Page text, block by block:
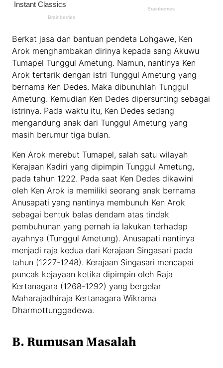
Berkat jasa dan bantuan pendeta Lohgawe, Ken
Arok menghambakan dirinya kepada sang Akuwu
Tumapel Tunggul Ametung. Namun, nantinya Ken
Arok tertarik dengan istri Tunggul Ametung yang
bernama Ken Dedes. Maka dibunuhlah Tunggul
Ametung. Kemudian Ken Dedes dipersunting sebagai
istrinya. Pada waktu itu, Ken Dedes sedang
mengandung anak dari Tunggul Ametung yang
masih berumur tiga bulan.
Ken Arok merebut Tumapel, salah satu wilayah
Kerajaan Kadiri yang dipimpin Tunggul Ametung,
pada tahun 1222. Pada saat Ken Dedes dikawini
oleh Ken Arok ia memiliki seorang anak bernama
Anusapati yang nantinya membunuh Ken Arok
sebagai bentuk balas dendam atas tindak
pembuhunan yang pernah ia lakukan terhadap
ayahnya (Tunggul Ametung). Anusapati nantinya
menjadi raja kedua dari Kerajaan Singasari pada
tahun (1227-1248). Kerajaan Singasari mencapai
puncak kejayaan ketika dipimpin oleh Raja
Kertanagara (1268-1292) yang bergelar
Maharajadhiraja Kertanagara Wikrama
Dharmottunggadewa.
B. Rumusan Masalah